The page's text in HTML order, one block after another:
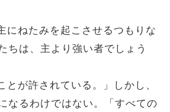
にねたみを起こさせるつもりな
ちは、主より強い者でしょう
とが許されている。」しかし、
なるわけではない。「すべての